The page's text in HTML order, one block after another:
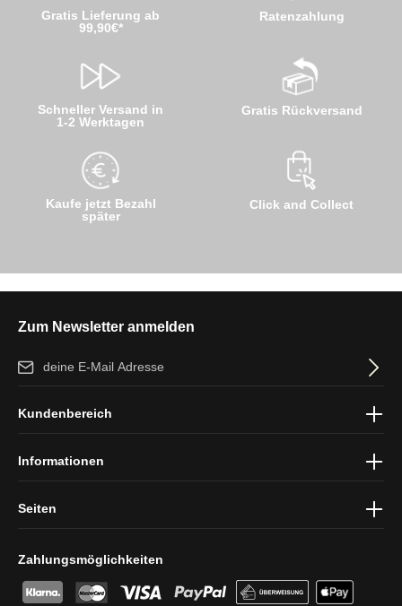
Gratis Lieferung ab
99,90€*
Schneller Versand in
1-2 Werktagen
Kaufe jetzt Bezahl
später
Ratenzahlung
Gratis Rückversand
Click and Collect
Zum Newsletter anmelden
E-Mail-Adresse*
und dieAGBgelesen und bin mit ihnen einverstanden.
Zahlungsmöglichkeiten
Kundenbereich
Informationen
Seiten